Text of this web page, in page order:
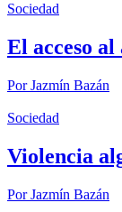
Sociedad
El acceso
PorJazmín Bazán
Sociedad
Violencia
PorJazmín Bazán